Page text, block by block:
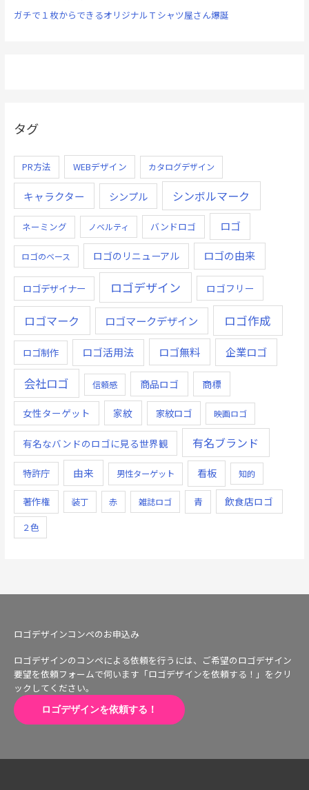
ガチで１枚からできるオリジナルＴシャツ屋さん爆誕
タグ
PR方法 WEBデザイン カタログデザイン
キャラクター シンプル シンボルマーク
ネーミング ノベルティ バンドロゴ ロゴ
ロゴのベース ロゴのリニューアル ロゴの由来
ロゴデザイナー ロゴデザイン ロゴフリー
ロゴマーク ロゴマークデザイン ロゴ作成
ロゴ制作 ロゴ活用法 ロゴ無料 企業ロゴ
会社ロゴ 信頼感 商品ロゴ 商標
女性ターゲット 家紋 家紋ロゴ 映画ロゴ
有名なバンドのロゴに見る世界観 有名ブランド
特許庁 由来 男性ターゲット 看板 知的
著作権 装丁 赤 雑誌ロゴ 青 飲食店ロゴ
２色
ロゴデザインコンペのお申込み
ロゴデザインのコンペによる依頼を行うには、ご希望のロゴデザイン
要望を依頼フォームで伺います「ロゴデザインを依頼する！」をクリ
ックしてください。
ロゴデザインを依頼する！